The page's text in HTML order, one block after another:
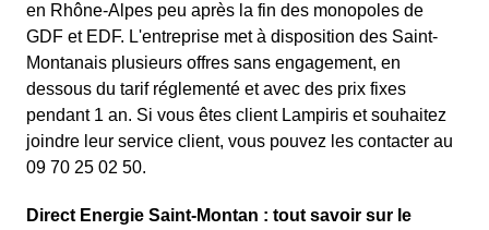
en Rhône-Alpes peu après la fin des monopoles de
GDF et EDF. L'entreprise met à disposition des Saint-
Montanais plusieurs offres sans engagement, en
dessous du tarif réglementé et avec des prix fixes
pendant 1 an. Si vous êtes client Lampiris et souhaitez
joindre leur service client, vous pouvez les contacter au
09 70 25 02 50.
Direct Energie Saint-Montan : tout savoir sur le